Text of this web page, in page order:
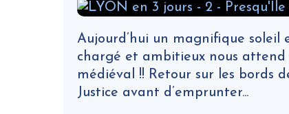
Aujourd’hui un magnifique soleil
chargé et ambitieux nous attend
médiéval !! Retour sur les bords
Justice avant d’emprunter...